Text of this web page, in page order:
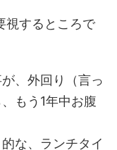
視するところで
、外回り（言っ
もう1年中お腹
な、ランチタイ